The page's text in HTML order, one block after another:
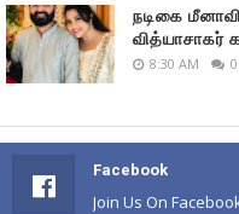
நடிகை
வித்யாசாகர்
8:30 AM 0
Facebook
Join Us On